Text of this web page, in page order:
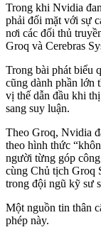
Trong khi Nvidia
phải đối mặt với sự
nơi các đối thủ
Groq và Cerebras
Trong bài phát biểu
cũng dành phần lớn
vị thế dẫn đầu khi
sang suy luận.
Theo Groq, Nvidia
theo hình thức
người từng góp
cùng Chủ tịch Groq
trong đội ngũ kỹ sư
Một nguồn tin thân
phép này.